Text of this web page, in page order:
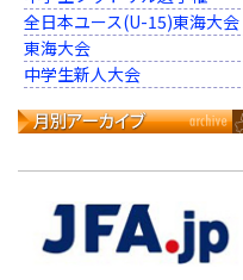
全日本ユース(U-15)東海大会
東海大会
中学生新人大会